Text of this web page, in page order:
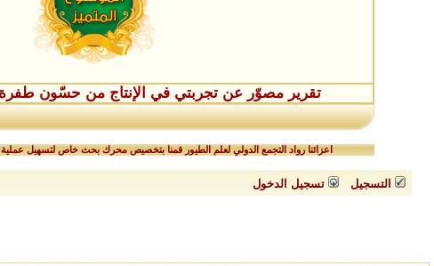
تقرير مصوّر عن تجربتي في الإنتاج من حسّون طفرة
اعزائنا رواد التجمع الدولي لعلم الطيور قمنا بتخصيص محرك بحث خاص لتسهيل
التسجيل تسجيل الدخول